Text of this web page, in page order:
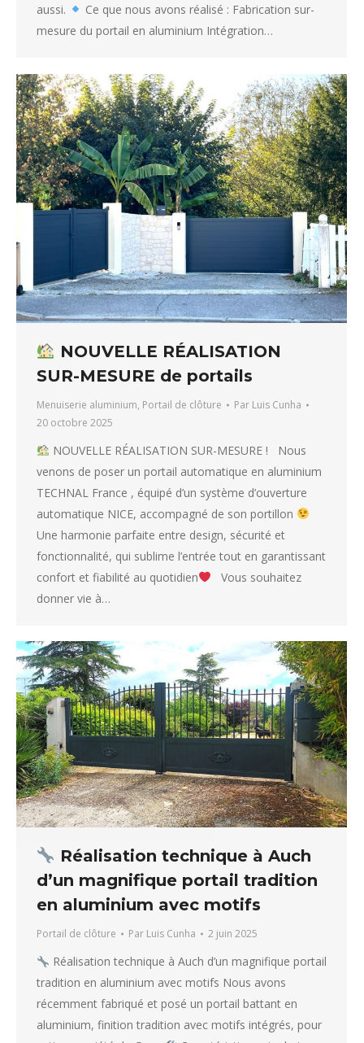
aussi.
Ce que nous avons réalisé : Fabrication sur-
mesure du portail en aluminium Intégration…
NOUVELLE RÉALISATION
SUR-MESURE de portails
Menuiserie aluminium, Portail de clôture Par Luis Cunha
20 octobre 2025
NOUVELLE RÉALISATION SUR-MESURE ! Nous
venons de poser un portail automatique en aluminium
TECHNAL France , équipé d’un système d’ouverture
automatique NICE, accompagné de son portillon
Une harmonie parfaite entre design, sécurité et
fonctionnalité, qui sublime l’entrée tout en garantissant
confort et fiabilité au quotidien
Vous souhaitez
donner vie à…
Réalisation technique à Auch
d’un magnifique portail tradition
en aluminium avec motifs
Portail de clôture Par Luis Cunha 2 juin 2025
Réalisation technique à Auch d’un magnifique portail
tradition en aluminium avec motifs Nous avons
récemment fabriqué et posé un portail battant en
aluminium, finition tradition avec motifs intégrés, pour